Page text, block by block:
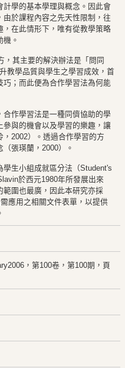
學的基本學理與概念。因此會
於課程內容之先天性限制，往
在此情形下，唯有從教學策略
機。
，其主要的解決辦法是「問同
教學品質與學生之學習成效，首
；而此便為合作學習法為何能
作學習法是一種同儕協助的學
與的機會以及學習的樂趣，讓
2002）。透過合作學習的方
張瑛蘭，2000）。
生小組成就區分法（Student's
於西元1980年所發展出來
圍也最廣，因此本研究亦採
應用之相關文件表單，以提供
，第100卷，第100期，頁